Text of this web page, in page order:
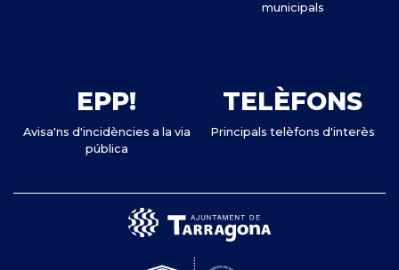
municipals
EPP!
Avisa'ns d'incidències a la via
pública
TELÈFONS
Principals telèfons d'interès